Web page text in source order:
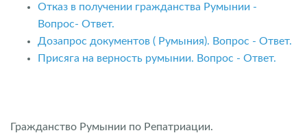
Отказ в получении гражданства Румынии -
Вопрос- Ответ.
Дозапрос документов ( Румыния). Вопрос - Ответ.
Присяга на верность румынии. Вопрос - Ответ.
Гражданство Румынии по Репатриации.